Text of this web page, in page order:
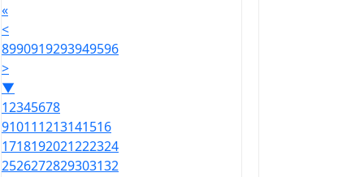
«
<
8990919293949596
>
▼
12345678
910111213141516
1718192021222324
2526272829303132